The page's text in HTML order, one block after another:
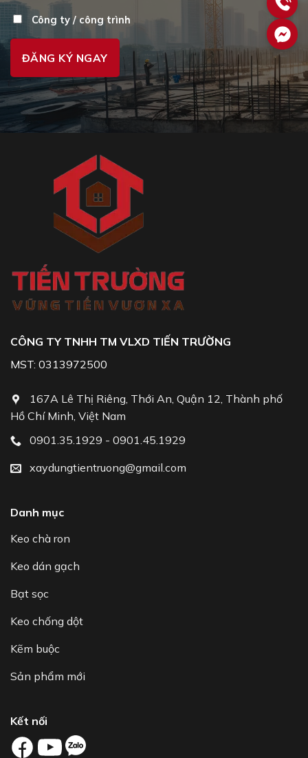
Công ty / công trình
CÔNG TY TNHH TM VLXD TIẾN TRƯỜNG
MST: 0313972500
167A Lê Thị Riêng, Thới An, Quận 12, Thành phố
Hồ Chí Minh, Việt Nam
0901.35.1929 - 0901.45.1929
xaydungtientruong@gmail.com
Danh mục
Keo chà ron
Keo dán gạch
Bạt sọc
Keo chống dột
Kẽm buộc
Sản phẩm mới
Kết nối